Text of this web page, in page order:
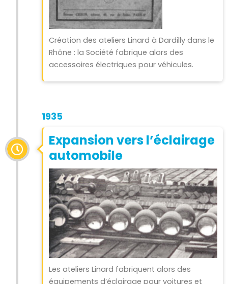
Création des ateliers Linard à Dardilly dans le
Rhône : la Société fabrique alors des
accessoires électriques pour véhicules.
1935
Expansion vers l’éclairage
automobile
Les ateliers Linard fabriquent alors des
équipements d’éclairage pour voitures et